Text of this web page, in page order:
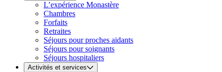
L’expérience Monastère
Chambres
Forfaits
Retraites
Séjours pour proches aidants
Séjours pour soignants
Séjours hospitaliers
Activités et services